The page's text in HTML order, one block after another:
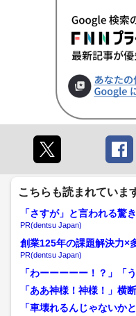
こちらも読まれていま
「さすが」と言われる驚
挑戦
PR(dentsu Japan)
創業125年の課題解決力×
PR(dentsu Japan)
「わーーーーー！？」「
トル崖下に転落…緊迫の...
「ああ神様！神様！」横
走車…学校の壁に真っすぐ
「車壊れるんじゃないか